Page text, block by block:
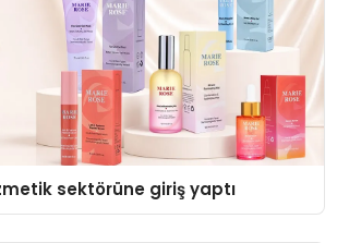
sektörüne giriş yaptı